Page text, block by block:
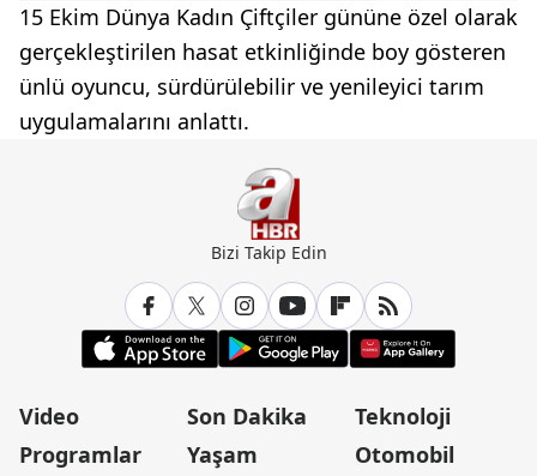
15 Ekim Dünya Kadın Çiftçiler gününe özel olarak
gerçekleştirilen hasat etkinliğinde boy gösteren
ünlü oyuncu, sürdürülebilir ve yenileyici tarım
uygulamalarını anlattı.
Bizi Takip Edin
Video
Programlar
Son Dakika
Yaşam
Teknoloji
Otomobil